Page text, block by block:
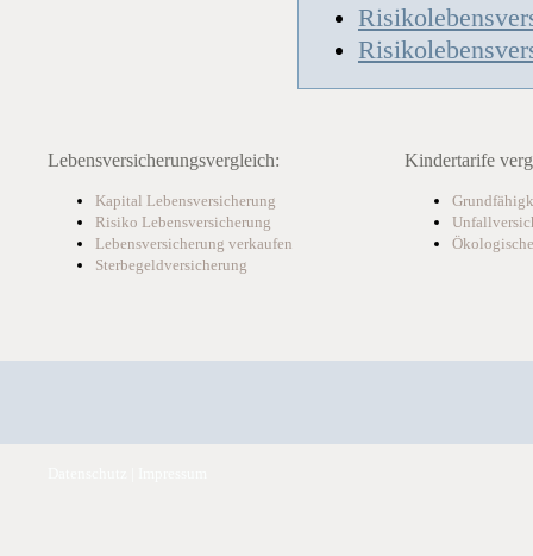
Lebensversicherungsvergleich:
Kapital Lebensversicherung
Risiko Lebensversicherung
Lebensversicherung verkaufen
Sterbegeldversicherung
Kindertarife